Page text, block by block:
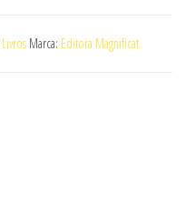
Livros Marca: Editora Magnificat